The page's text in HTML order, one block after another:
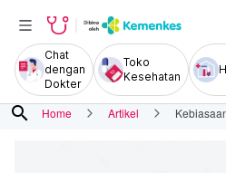
Chat
dengan
Dokter
Toko
Kesehatan
search Home Artikel